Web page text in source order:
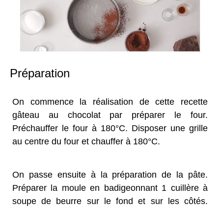
Préparation
On commence la réalisation de cette recette
gâteau au chocolat par préparer le four.
Préchauffer le four à 180°C. Disposer une grille
au centre du four et chauffer à 180°C.
On passe ensuite à la préparation de la pâte.
Préparer la moule en badigeonnant 1 cuillère à
soupe de beurre sur le fond et sur les côtés.